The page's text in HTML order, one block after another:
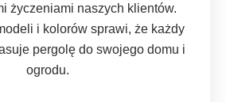
życzeniami naszych klientów.
i kolorów sprawi, że każdy
pergolę do swojego domu i
ogrodu.